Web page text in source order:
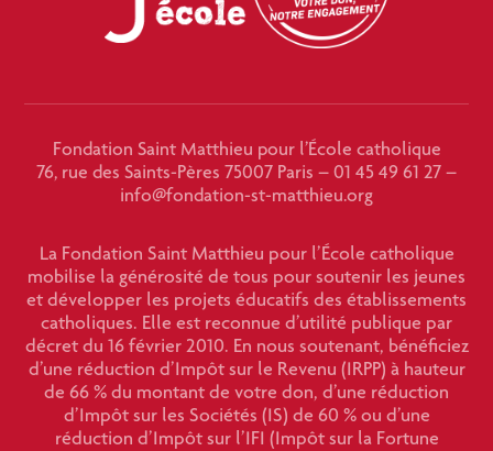
Fondation Saint Matthieu pour l’École catholique
76, rue des Saints-Pères 75007 Paris – 01 45 49 61 27 –
info@fondation-st-matthieu.org
La Fondation Saint Matthieu pour l’École catholique
mobilise la générosité de tous pour soutenir les jeunes
et développer les projets éducatifs des établissements
catholiques. Elle est reconnue d’utilité publique par
décret du 16 février 2010. En nous soutenant, bénéficiez
d’une réduction d’Impôt sur le Revenu (IRPP) à hauteur
de 66 % du montant de votre don, d’une réduction
d’Impôt sur les Sociétés (IS) de 60 % ou d’une
réduction d’Impôt sur l’IFI (Impôt sur la Fortune